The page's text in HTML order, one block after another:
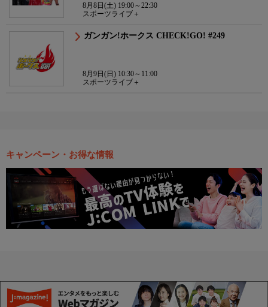
8月8日(土) 19:00～22:30
スポーツライブ＋
ガンガン!ホークス CHECK!GO! #249
8月9日(日) 10:30～11:00
スポーツライブ＋
キャンペーン・お得な情報